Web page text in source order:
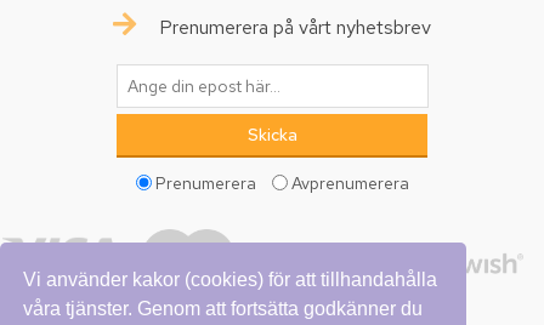
Vi använder kakor (cookies) för att tillhandahålla
våra tjänster. Genom att fortsätta godkänner du
Prenumerera på vårt nyhetsbrev
Prenumerera Avprenumerera